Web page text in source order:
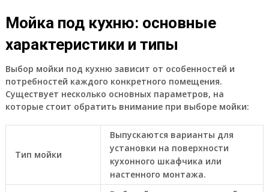
Мойка под кухню: основные
характеристики и типы
Выбор мойки под кухню зависит от особенностей и
потребностей каждого конкретного помещения.
Существует несколько основных параметров, на
которые стоит обратить внимание при выборе мойки:
Тип мойки
Выпускаются варианты для
установки на поверхности
кухонного шкафчика или
настенного монтажа.